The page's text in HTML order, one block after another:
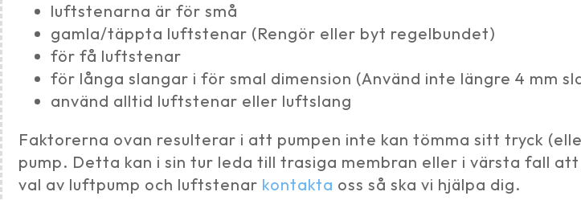
luftstenarna är för små
gamla/täppta luftstenar (Rengör eller byt regelbundet)
för få luftstenar
för långa slangar i för smal dimension (Använd inte längre 4 mm
använd alltid luftstenar eller luftslang
Faktorerna ovan resulterar i att pumpen inte kan tömma sitt tryck
pump. Detta kan i sin tur leda till trasiga membran eller i värsta fall
val av luftpump och luftstenar kontakta oss så ska vi hjälpa dig.